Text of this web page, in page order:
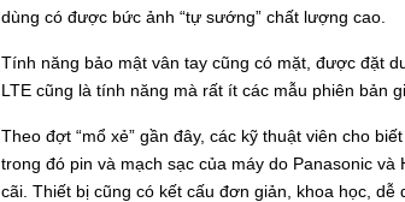
dùng có được bức ảnh “tự sướng” chất lượng cao.
Tính năng bảo mật vân tay cũng có mặt, được đặt
LTE cũng là tính năng mà rất ít các mẫu phiên bản
Theo đợt “mổ xẻ” gần đây, các kỹ thuật viên cho
trong đó pin và mạch sạc của máy do Panasonic
cãi. Thiết bị cũng có kết cấu đơn giản, khoa học,